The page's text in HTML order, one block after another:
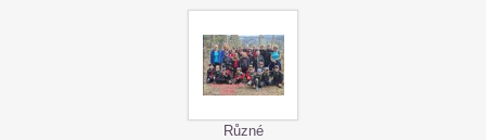
Různé